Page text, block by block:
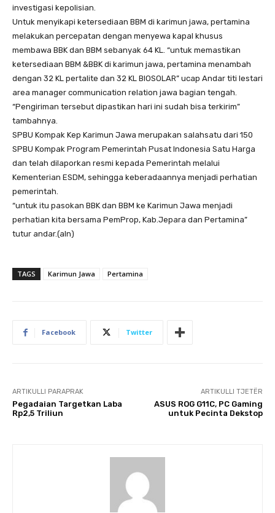
investigasi kepolisian.
Untuk menyikapi ketersediaan BBM di karimun jawa, pertamina
melakukan percepatan dengan menyewa kapal khusus
membawa BBK dan BBM sebanyak 64 KL. “untuk memastikan
ketersediaan BBM &BBK di karimun jawa, pertamina menambah
dengan 32 KL pertalite dan 32 KL BIOSOLAR” ucap Andar titi lestari
area manager communication relation jawa bagian tengah.
“Pengiriman tersebut dipastikan hari ini sudah bisa terkirim”
tambahnya.
SPBU Kompak Kep Karimun Jawa merupakan salahsatu dari 150
SPBU Kompak Program Pemerintah Pusat Indonesia Satu Harga
dan telah dilaporkan resmi kepada Pemerintah melalui
Kementerian ESDM, sehingga keberadaannya menjadi perhatian
pemerintah.
“untuk itu pasokan BBK dan BBM ke Karimun Jawa menjadi
perhatian kita bersama PemProp, Kab.Jepara dan Pertamina”
tutur andar.(aln)
TAGS Karimun Jawa Pertamina
Facebook Twitter
ARTIKULLI PARAPRAK
Pegadaian Targetkan Laba
Rp2,5 Triliun
ARTIKULLI TJETËR
​ASUS ROG G11C, PC Gaming
untuk Pecinta Dekstop